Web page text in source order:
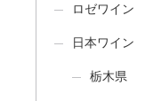
ロゼワイン
日本ワイン
栃木県